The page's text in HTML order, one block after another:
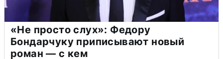
«Не просто слух»: Федору
Бондарчуку приписывают новый
роман — с кем